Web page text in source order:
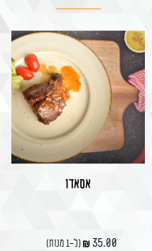
אסאדו
35.00 (ל-1 מנות)